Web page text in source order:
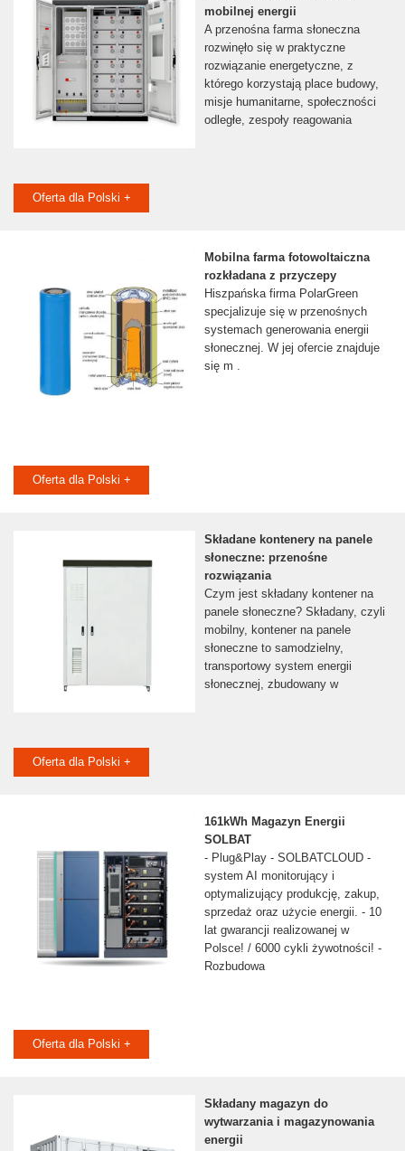
mobilnej energii
A przenośna farma słoneczna
rozwinęło się w praktyczne
rozwiązanie energetyczne, z
którego korzystają place budowy,
misje humanitarne, społeczności
odległe, zespoły reagowania
Oferta dla Polski +
Mobilna farma fotowoltaiczna
rozkładana z przyczepy
Hiszpańska firma PolarGreen
specjalizuje się w przenośnych
systemach generowania energii
słonecznej. W jej ofercie znajduje
się m .
Oferta dla Polski +
Składane kontenery na panele
słoneczne: przenośne
rozwiązania
Czym jest składany kontener na
panele słoneczne? Składany, czyli
mobilny, kontener na panele
słoneczne to samodzielny,
transportowy system energii
słonecznej, zbudowany w
Oferta dla Polski +
161kWh Magazyn Energii
SOLBAT
- Plug&Play - SOLBATCLOUD -
system AI monitorujący i
optymalizujący produkcję, zakup,
sprzedaż oraz użycie energii. - 10
lat gwarancji realizowanej w
Polsce! / 6000 cykli żywotności! -
Rozbudowa
Oferta dla Polski +
Składany magazyn do
wytwarzania i magazynowania
energii